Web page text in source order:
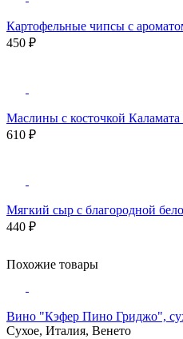
Картофельные чипсы с
450 ₽
Маслины с косточкой Каламата
610 ₽
Мягкий сыр с благородной
440 ₽
Похожие товары
Вино "Кэфер Пино Гриджо",
Сухое, Италия, Венето